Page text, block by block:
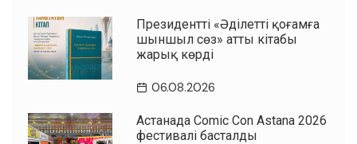
Президенттің «Әділетті қоғамға
шыншыл сөз» атты кітабы
жарық көрді
06.08.2026
Астанада Comic Con Astana 2026
фестивалі басталды